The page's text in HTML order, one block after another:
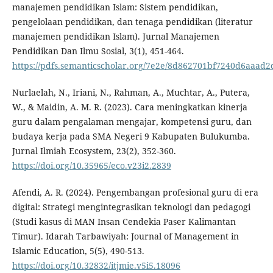
manajemen pendidikan Islam: Sistem pendidikan,
pengelolaan pendidikan, dan tenaga pendidikan (literatur
manajemen pendidikan Islam). Jurnal Manajemen
Pendidikan Dan Ilmu Sosial, 3(1), 451-464.
https://pdfs.semanticscholar.org/7e2e/
Nurlaelah, N., Iriani, N., Rahman, A., Muchtar, A., Putera,
W., & Maidin, A. M. R. (2023). Cara meningkatkan kinerja
guru dalam pengalaman mengajar, kompetensi guru, dan
budaya kerja pada SMA Negeri 9 Kabupaten Bulukumba.
Jurnal Ilmiah Ecosystem, 23(2), 352-360.
https://doi.org/10.35965/eco.v23i2.2839
Afendi, A. R. (2024). Pengembangan profesional guru di era
digital: Strategi mengintegrasikan teknologi dan pedagogi
(Studi kasus di MAN Insan Cendekia Paser Kalimantan
Timur). Idarah Tarbawiyah: Journal of Management in
Islamic Education, 5(5), 490-513.
https://doi.org/10.32832/itjmie.v5i5.18096